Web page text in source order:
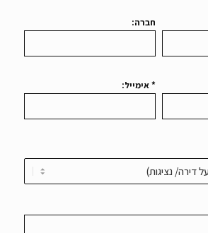
חברה:
* אימייל: